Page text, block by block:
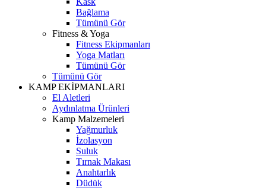
Bağlama
Tümünü Gör
Fitness & Yoga
Fitness Ekipmanları
Yoga Matları
Tümünü Gör
Tümünü Gör
KAMP EKİPMANLARI
El Aletleri
Aydınlatma Ürünleri
Kamp Malzemeleri
Yağmurluk
İzolasyon
Suluk
Tırnak Makası
Anahtarlık
Düdük